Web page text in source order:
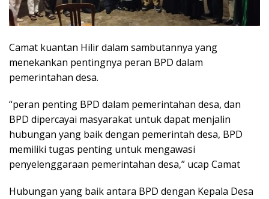
Camat kuantan Hilir dalam sambutannya yang
menekankan pentingnya peran BPD dalam
pemerintahan desa.
“peran penting BPD dalam pemerintahan desa, dan
BPD dipercayai masyarakat untuk dapat menjalin
hubungan yang baik dengan pemerintah desa, BPD
memiliki tugas penting untuk mengawasi
penyelenggaraan pemerintahan desa,” ucap Camat
Hubungan yang baik antara BPD dengan Kepala Desa